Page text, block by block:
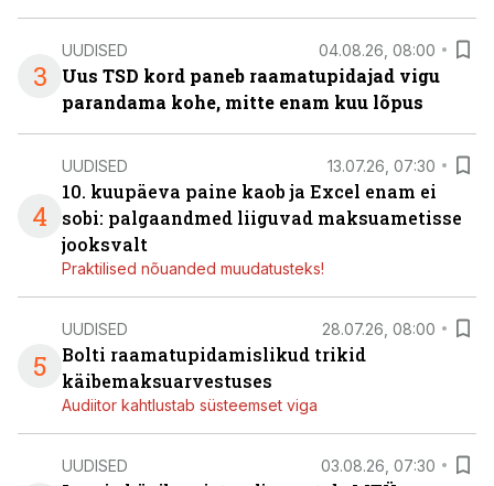
3
UUDISED 04.08.26, 08:00
Uus TSD kord paneb raamatupidajad vigu
parandama kohe, mitte enam kuu lõpus
4
UUDISED 13.07.26, 07:30
10. kuupäeva paine kaob ja Excel enam ei
sobi: palgaandmed liiguvad maksuametisse
jooksvalt
Praktilised nõuanded muudatusteks!
5
UUDISED 28.07.26, 08:00
Bolti raamatupidamislikud trikid
käibemaksuarvestuses
Audiitor kahtlustab süsteemset viga
UUDISED 03.08.26, 07:30